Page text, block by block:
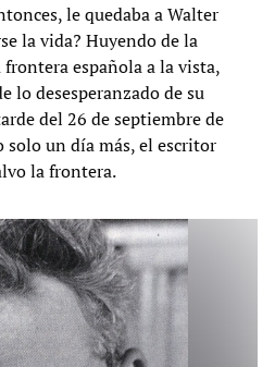
le quedaba a Walter
la vida? Huyendo de la
española a la vista,
lo desesperanzado de su
del 26 de septiembre de
solo un día más, el escritor
la frontera.